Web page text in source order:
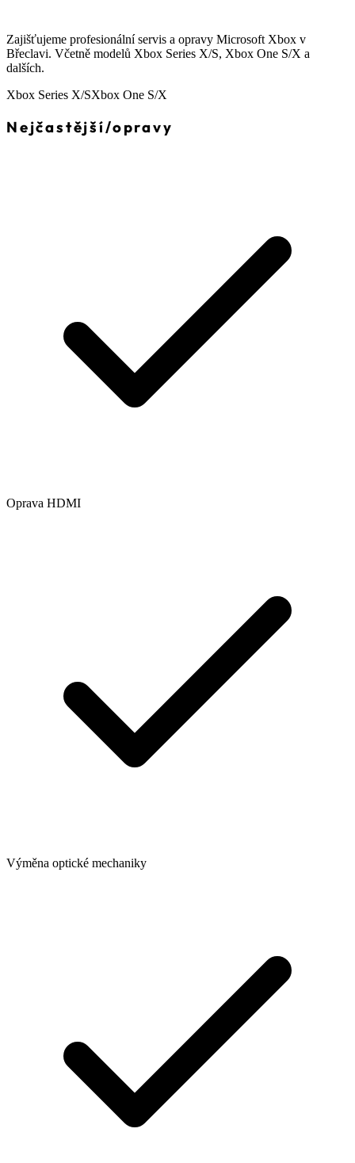
Zajišťujeme profesionální servis a opravy Microsoft Xbox v
Břeclavi. Včetně modelů Xbox Series X/S, Xbox One S/X a
dalších.
Xbox Series X/SXbox One S/X
Nejčastější/opravy
Oprava HDMI
Výměna optické mechaniky